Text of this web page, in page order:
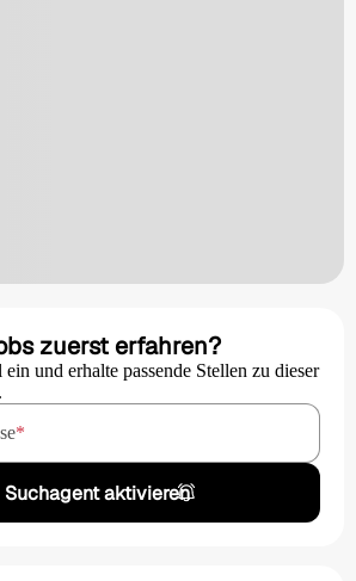
zuerst erfahren?
und erhalte passende Stellen zu dieser
*
Suchagent aktivieren